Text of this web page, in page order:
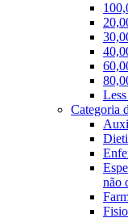
Categoria
não